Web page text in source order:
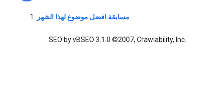
مسابقة افضل موضوع لهذا الشهر
SEO by vBSEO 3.1.0 ©2007, Crawlability, Inc.